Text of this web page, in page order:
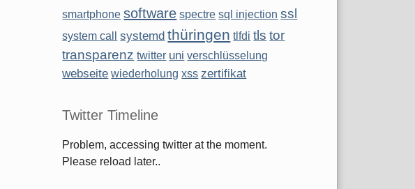
smartphone software spectre sql injection ssl
system call systemd thüringen tlfdi tls tor
transparenz twitter uni verschlüsselung
webseite wiederholung xss zertifikat
Twitter Timeline
Problem, accessing twitter at the moment.
Please reload later..